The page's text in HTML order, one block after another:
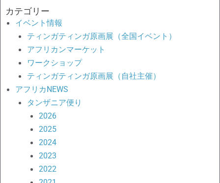
対
象:
カテゴリー
イベント情報
ティンガティンガ原画展（全国イベント）
アフリカンマーケット
ワークショップ
ティンガティンガ原画展（自社主催）
アフリカNEWS
タンザニア便り
2026
2025
2024
2023
2022